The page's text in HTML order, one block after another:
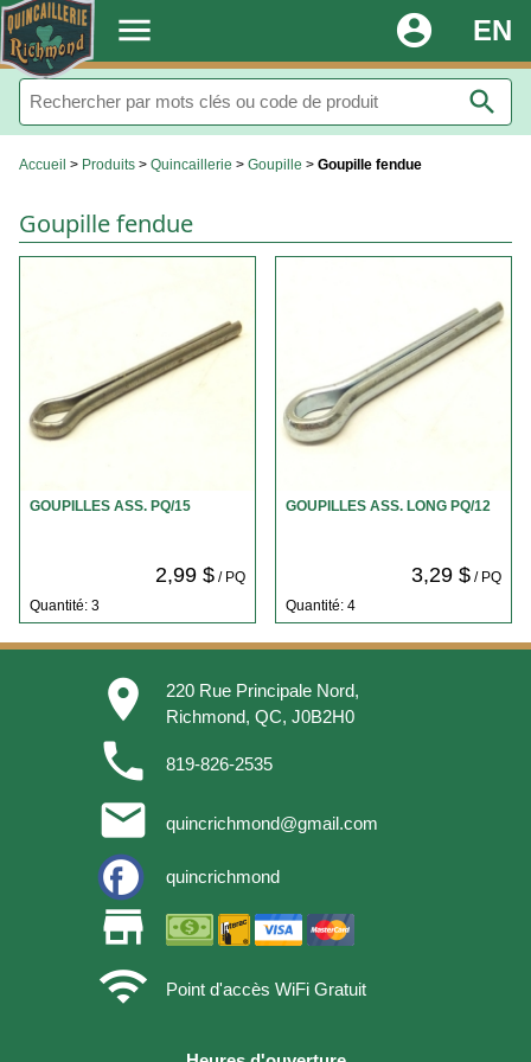
. menu EN
account_circle
search
Accueil > Produits > Quincaillerie > Goupille > Goupille fendue
Goupille fendue
GOUPILLES ASS. PQ/15
2,99 $/ PQ
Quantité: 3
GOUPILLES ASS. LONG PQ/12
3,29 $/ PQ
Quantité: 4
place
220 Rue Principale Nord,
Richmond, QC, J0B2H0
phone 819-826-2535
email quincrichmond@gmail.com
quincrichmond
store
wifi
Point d'accès WiFi Gratuit